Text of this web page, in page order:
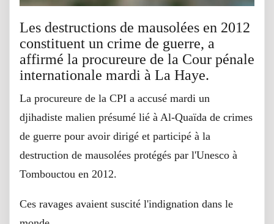
Les destructions de mausolées en 2012
constituent un crime de guerre, a
affirmé la procureure de la Cour pénale
internationale mardi à La Haye.
La procureure de la CPI a accusé mardi un
djihadiste malien présumé lié à Al-Quaïda de crimes
de guerre pour avoir dirigé et participé à la
destruction de mausolées protégés par l'Unesco à
Tombouctou en 2012.
Ces ravages avaient suscité l'indignation dans le